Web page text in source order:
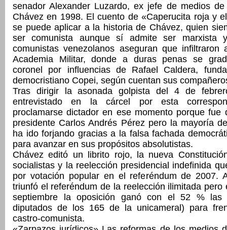
senador Alexander Luzardo, ex jefe de medios
Chávez en 1998. El cuento de «Caperucita roja y
se puede aplicar a la historia de Chávez, quien
ser comunista aunque sí admite ser marxista
comunistas venezolanos aseguran que
Academia Militar, donde a duras penas se
coronel por influencias de Rafael Caldera,
democristiano Copei, según cuentan sus
Tras dirigir la asonada golpista del 4 de
entrevistado en la cárcel por esta
proclamarse dictador en ese momento porque fue
presidente Carlos Andrés Pérez pero la mayoría
ha ido forjando gracias a la falsa fachada
para avanzar en sus propósitos absolutistas.
Chávez editó un librito rojo, la nueva
socialistas y la reelección presidencial indefinida
por votación popular en el referéndum de 2007.
triunfó el referéndum de la reelección ilimitada pero
septiembre la oposición ganó con el 52 % las
diputados de los 165 de la unicameral) para
castro-comunista.